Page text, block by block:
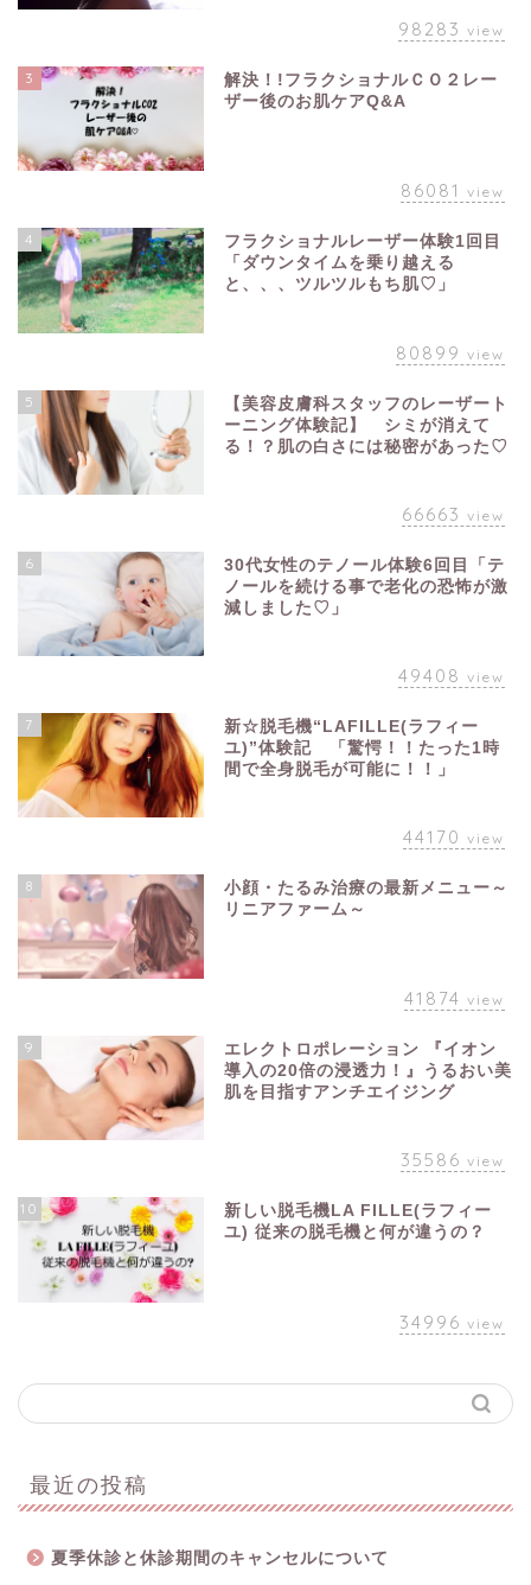
98283 view
3
解決！!フラクショナルＣＯ２レー
ザー後のお肌ケアQ&A
86081 view
4
フラクショナルレーザー体験1回目
「ダウンタイムを乗り越える
と、、、ツルツルもち肌♡」
80899 view
5
【美容皮膚科スタッフのレーザート
ーニング体験記】 シミが消えて
る！？肌の白さには秘密があった♡
66663 view
6
30代女性のテノール体験6回目「テ
ノールを続ける事で老化の恐怖が激
減しました♡」
49408 view
7
新☆脱毛機“LAFILLE(ラフィー
ユ)”体験記 「驚愕！！たった1時
間で全身脱毛が可能に！！」
44170 view
8
小顔・たるみ治療の最新メニュー～
リニアファーム～
41874 view
9
エレクトロポレーション 『イオン
導入の20倍の浸透力！』うるおい美
肌を目指すアンチエイジング
35586 view
10
新しい脱毛機LA FILLE(ラフィー
ユ) 従来の脱毛機と何が違うの？
34996 view
最近の投稿
夏季休診と休診期間のキャンセルについて